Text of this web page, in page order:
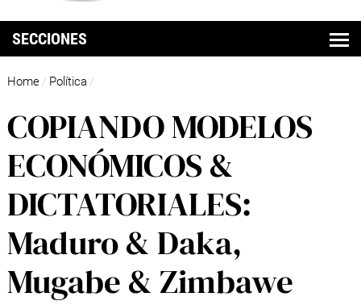
SECCIONES
Home / Política /
COPIANDO MODELOS
ECONÓMICOS &
DICTATORIALES:
Maduro & Daka,
Mugabe & Zimbawe